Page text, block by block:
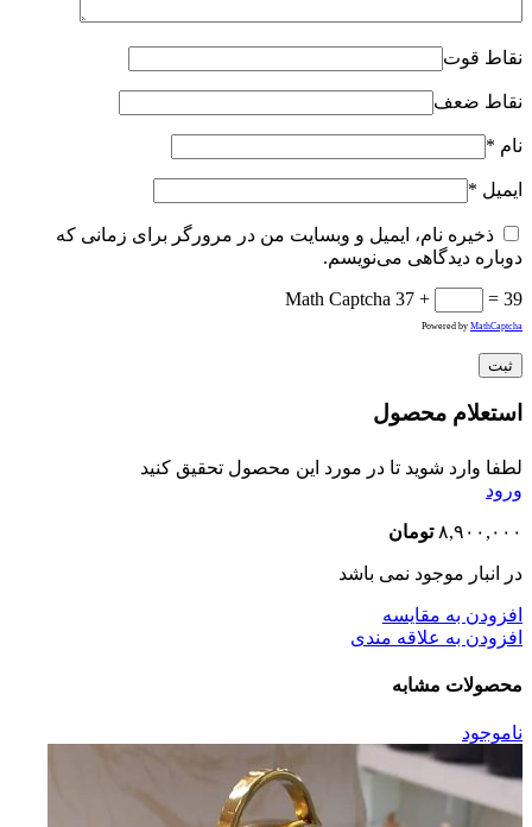
نقاط قوت
نقاط ضعف
نام *
ایمیل *
ذخیره نام، ایمیل و وبسایت من در مرورگر برای زمانی که
دوباره دیدگاهی می‌نویسم.
Math Captcha 37 + = 39
Powered by MathCaptcha
استعلام محصول
لطفا وارد شوید تا در مورد این محصول تحقیق کنید
ورود
۸,۹۰۰,۰۰۰ تومان
در انبار موجود نمی باشد
افزودن به مقایسه
افزودن به علاقه مندی
محصولات مشابه
ناموجود